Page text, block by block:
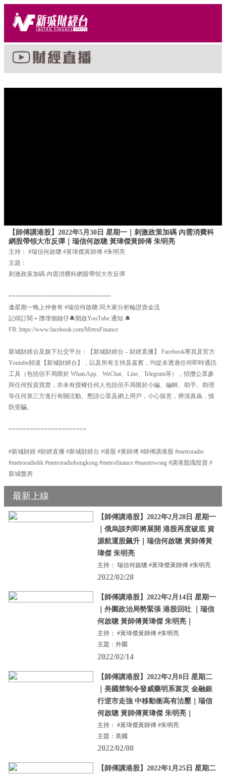
【師傅講港股】2022年5月30日 星期一｜刺激政策加碼 內需消費科
網股帶領大市反彈｜瑞信何啟聰 黃瑋傑黃師傅 朱明亮
主持： #瑞信何啟聰 #黃瑋傑黃師傅 #朱明亮
主題：
刺激政策加碼 內需消費科網股帶領大市反彈
=============================
逢星期一晚上仲會有 #瑞信何啟聰 同大家分析輪證資金流
記得訂閱＋㩒埋個鐘仔🔔開啟YouTube 通知 🔔
FB: https://www.facebook.com/MetroFinance
新城財經台及旗下社交平台：【新城財經台 – 財經直播】 Facebook專頁及官方
Youtube頻道【新城財經台】，以及所有主持及嘉賓，均從未透過任何即時通訊
工具（包括但不局限於 WhatsApp、WeChat、Line、Telegram等），招攬公眾參
與任何投資買賣，亦未有授權任何人包括但不局限於小編、編輯、助手、助理
等任何第三方進行有關活動。懇請公眾及網上用戶，小心留意，辨清真偽，慎
防受騙。
======================
#新城財經 #財經直播 #新城財經台 #港股 #黃師傅 #師傅講港股 #metroradio
#metroradiohk #metroradiohongkong #metrofinance #masterwong #講港股識投資 #
新城盤房
最新上線
【師傅講港股】2022年2月28日 星期一
｜俄烏談判即將展開 港股再度破底 資
源航運股飆升｜瑞信何啟聰 黃師傅黃
瑋傑 朱明亮
主持： 瑞信何啟聰 #黃瑋傑黃師傅 #朱明亮
2022/02/28
【師傅講港股】2022年2月14日 星期一
｜外圍政治局勢緊張 港股回吐 ｜瑞信
何啟聰 黃師傅黃瑋傑 朱明亮｜
主持： #黃瑋傑黃師傅 #朱明亮
主題：外圍
2022/02/14
【師傅講港股】2022年2月8日 星期二
｜美國禁制令發威藥明系當災 金融銀
行逆市走強 中移動衝高有沽壓｜瑞信
何啟聰 黃師傅黃瑋傑 朱明亮｜
主持： #黃瑋傑黃師傅 #朱明亮
主題：美國
2022/02/08
【師傅講港股】2022年1月25日 星期二